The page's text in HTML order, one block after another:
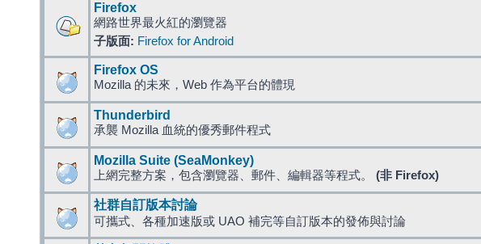
Firefox
網路世界最火紅的瀏覽器
子版面: Firefox for Android
Firefox OS
Mozilla 的未來，Web 作為平台的體現
Thunderbird
承襲 Mozilla 血統的優秀郵件程式
Mozilla Suite (SeaMonkey)
上網完整方案，包含瀏覽器、郵件、編輯器等程式。 (非 Firefox)
社群自訂版本討論
可攜式、各種加速版或 UAO 補完等自訂版本的發佈與討論